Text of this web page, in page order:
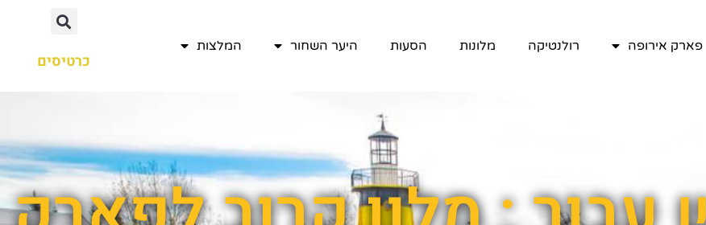
פארק אירופה רולנטיקה מלונות הסעות היער השחור המלצות
כרטיסים